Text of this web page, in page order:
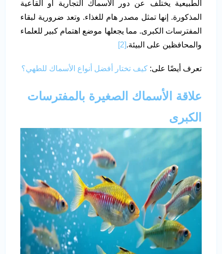
الطبيعية يختلف عن دور الأسماك التجارية أو القاعية
المذكورة. إنها تمثل مصدر هام للغذاء. وتعد ضرورية لبقاء
المفترسات الكبرى. مما يجعلها موضع اهتمام كبير للعلماء
والمحافظين على البيئة.
تعرف أيضًا على: كيف تختار أفضل أنواع الأسماك للطهي؟
علاقة الأسماك الصغيرة بالمفترسات
الكبرى